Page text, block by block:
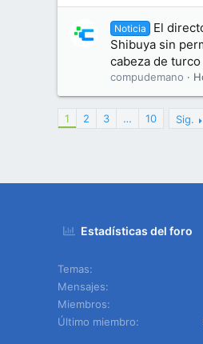
Noticia
El
Shibuya sin
cabeza de turco
compudemano
1 2 3 … 10 Sig.
Estadísticas del foro
Temas
Mensajes
Miembros
Último miembro